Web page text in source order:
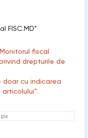
FISC.MD"
fiscal
drepturile de
doar cu indicarea
articolului”.
px